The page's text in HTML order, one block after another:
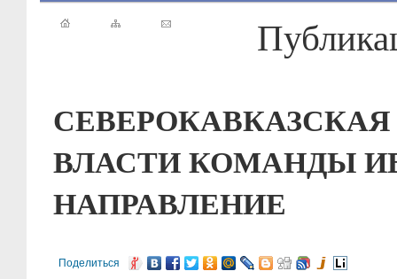
ВЛАСТИ КОМАНДЫ
НАПРАВЛЕНИЕ
Поделиться